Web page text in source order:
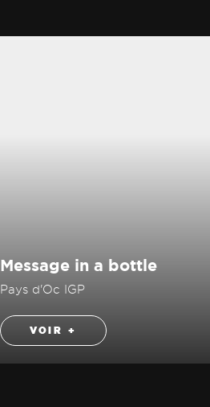
Message in a bottle
Pays d'Oc IGP
VOIR +